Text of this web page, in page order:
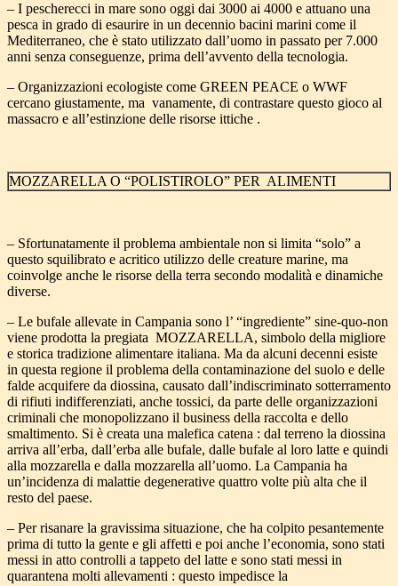
– I pescherecci in mare sono oggi dai 3000 ai 4000 e attuano una
pesca in grado di esaurire in un decennio bacini marini come il
Mediterraneo, che è stato utilizzato dall’uomo in passato per 7.000
anni senza conseguenze, prima dell’avvento della tecnologia.
– Organizzazioni ecologiste come GREEN PEACE o WWF
cercano giustamente, ma vanamente, di contrastare questo gioco al
massacro e all’estinzione delle risorse ittiche .
MOZZARELLA O “POLISTIROLO” PER ALIMENTI
– Sfortunatamente il problema ambientale non si limita “solo” a
questo squilibrato e acritico utilizzo delle creature marine, ma
coinvolge anche le risorse della terra secondo modalità e dinamiche
diverse.
– Le bufale allevate in Campania sono l’ “ingrediente” sine-quo-non
viene prodotta la pregiata MOZZARELLA, simbolo della migliore
e storica tradizione alimentare italiana. Ma da alcuni decenni esiste
in questa regione il problema della contaminazione del suolo e delle
falde acquifere da diossina, causato dall’indiscriminato sotterramento
di rifiuti indifferenziati, anche tossici, da parte delle organizzazioni
criminali che monopolizzano il business della raccolta e dello
smaltimento. Si è creata una malefica catena : dal terreno la diossina
arriva all’erba, dall’erba alle bufale, dalle bufale al loro latte e quindi
alla mozzarella e dalla mozzarella all’uomo. La Campania ha
un’incidenza di malattie degenerative quattro volte più alta che il
resto del paese.
– Per risanare la gravissima situazione, che ha colpito pesantemente
prima di tutto la gente e gli affetti e poi anche l’economia, sono stati
messi in atto controlli a tappeto del latte e sono stati messi in
quarantena molti allevamenti : questo impedisce la